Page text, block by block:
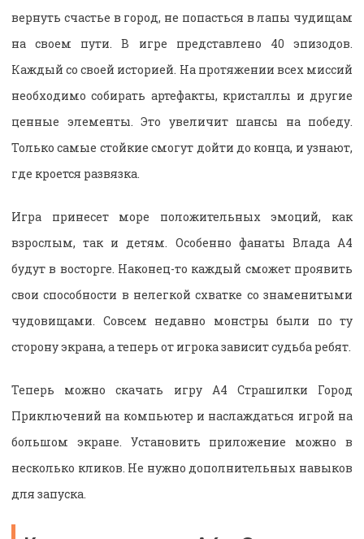
вернуть счастье в город, не попасться в лапы чудищам
на своем пути. В игре представлено 40 эпизодов.
Каждый со своей историей. На протяжении всех миссий
необходимо собирать артефакты, кристаллы и другие
ценные элементы. Это увеличит шансы на победу.
Только самые стойкие смогут дойти до конца, и узнают,
где кроется развязка.
Игра принесет море положительных эмоций, как
взрослым, так и детям. Особенно фанаты Влада А4
будут в восторге. Наконец-то каждый сможет проявить
свои способности в нелегкой схватке со знаменитыми
чудовищами. Совсем недавно монстры были по ту
сторону экрана, а теперь от игрока зависит судьба ребят.
Теперь можно скачать игру А4 Страшилки Город
Приключений на компьютер и наслаждаться игрой на
большом экране. Установить приложение можно в
несколько кликов. Не нужно дополнительных навыков
для запуска.